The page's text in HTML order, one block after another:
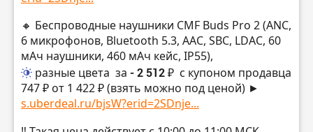
🔸 Беспроводные наушники CMF Buds Pro 2 (ANC,
6 микрофонов, Bluetooth 5.3, AAC, SBC, LDAC, 60
мАч наушники, 460 мАч кейс, IP55),
разные цвета за - 2 512 ₽ с купоном продавца
747 ₽ от 1 422 ₽ (взять можно под ценой) ►
s.uberdeal.ru/bjsW?erid=2SDnje...